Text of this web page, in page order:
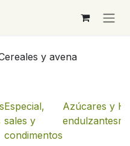
y avena
Especial,
sales y
condimentos
Azúcares y
endulzantes